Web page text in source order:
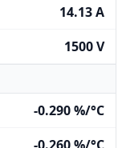
14.13 A
1500 V
-0.290 %/°C